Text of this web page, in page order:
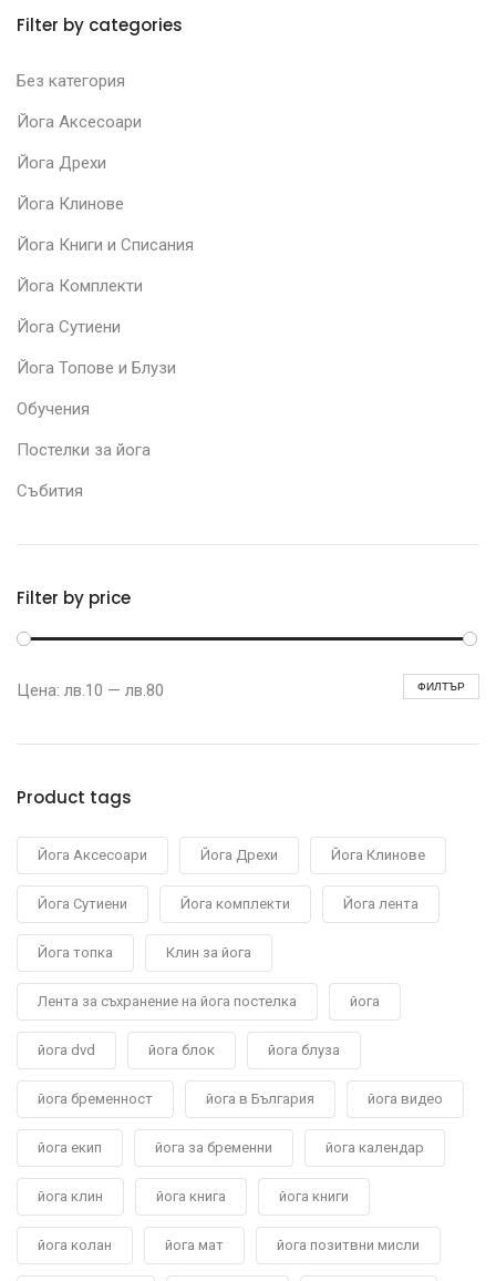
Filter by categories
Без категория
Йога Аксесоари
Йога Дрехи
Йога Клинове
Йога Книги и Списания
Йога Комплекти
Йога Сутиени
Йога Топове и Блузи
Обучения
Постелки за йога
Събития
Filter by price
ФИЛТЪР
Цена: лв.10 — лв.80
Product tags
Йога Аксесоари Йога Дрехи Йога Клинове
Йога Сутиени Йога комплекти Йога лента
Йога топка Клин за йога
Лента за съхранение на йога постелка йога
йога dvd йога блок йога блуза
йога бременност йога в България йога видео
йога екип йога за бременни йога календар
йога клин йога книга йога книги
йога колан йога мат йога позитвни мисли